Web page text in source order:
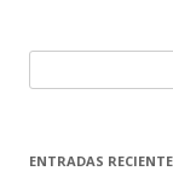
u
c
ENTRADAS